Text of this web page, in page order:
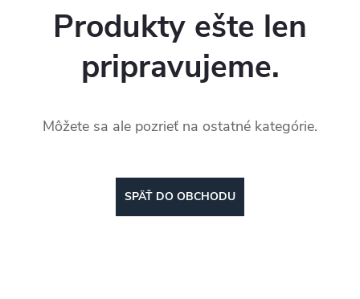
Produkty ešte len
pripravujeme.
Môžete sa ale pozrieť na ostatné kategórie.
SPÄŤ DO OBCHODU